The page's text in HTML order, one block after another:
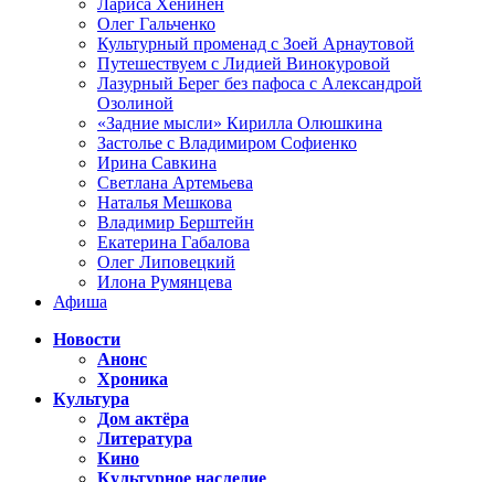
Лариса Хенинен
Олег Гальченко
Культурный променад с Зоей Арнаутовой
Путешествуем с Лидией Винокуровой
Лазурный Берег без пафоса с Александрой
Озолиной
«Задние мысли» Кирилла Олюшкина
Застолье с Владимиром Софиенко
Ирина Савкина
Светлана Артемьева
Наталья Мешкова
Владимир Берштейн
Екатерина Габалова
Олег Липовецкий
Илона Румянцева
Афиша
Новости
Анонс
Хроника
Культура
Дом актёра
Литература
Кино